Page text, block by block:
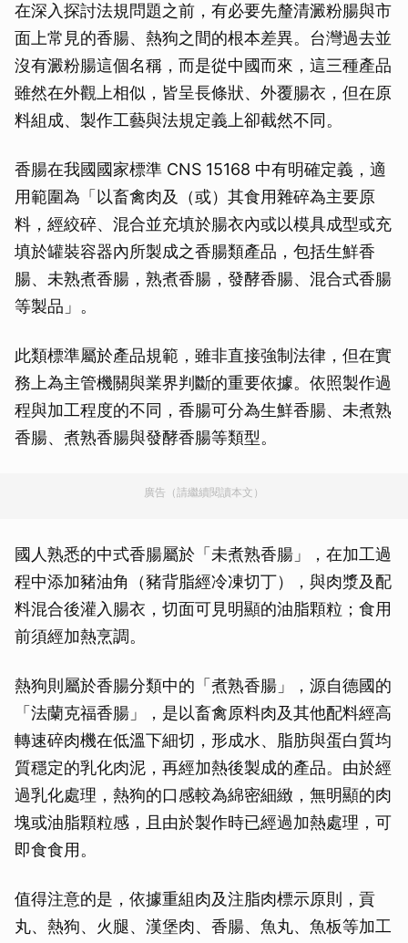
在深入探討法規問題之前，有必要先釐清澱粉腸與市
面上常見的香腸、熱狗之間的根本差異。台灣過去並
沒有澱粉腸這個名稱，而是從中國而來，這三種產品
雖然在外觀上相似，皆呈長條狀、外覆腸衣，但在原
料組成、製作工藝與法規定義上卻截然不同。
香腸在我國國家標準 CNS 15168 中有明確定義，適
用範圍為「以畜禽肉及（或）其食用雜碎為主要原
料，經絞碎、混合並充填於腸衣內或以模具成型或充
填於罐裝容器內所製成之香腸類產品，包括生鮮香
腸、未熟煮香腸，熟煮香腸，發酵香腸、混合式香腸
等製品」。
此類標準屬於產品規範，雖非直接強制法律，但在實
務上為主管機關與業界判斷的重要依據。依照製作過
程與加工程度的不同，香腸可分為生鮮香腸、未煮熟
香腸、煮熟香腸與發酵香腸等類型。
廣告（請繼續閱讀本文）
國人熟悉的中式香腸屬於「未煮熟香腸」，在加工過
程中添加豬油角（豬背脂經冷凍切丁），與肉漿及配
料混合後灌入腸衣，切面可見明顯的油脂顆粒；食用
前須經加熱烹調。
熱狗則屬於香腸分類中的「煮熟香腸」，源自德國的
「法蘭克福香腸」，是以畜禽原料肉及其他配料經高
轉速碎肉機在低溫下細切，形成水、脂肪與蛋白質均
質穩定的乳化肉泥，再經加熱後製成的產品。由於經
過乳化處理，熱狗的口感較為綿密細緻，無明顯的肉
塊或油脂顆粒感，且由於製作時已經過加熱處理，可
即食食用。
值得注意的是，依據重組肉及注脂肉標示原則，貢
丸、熱狗、火腿、漢堡肉、香腸、魚丸、魚板等加工